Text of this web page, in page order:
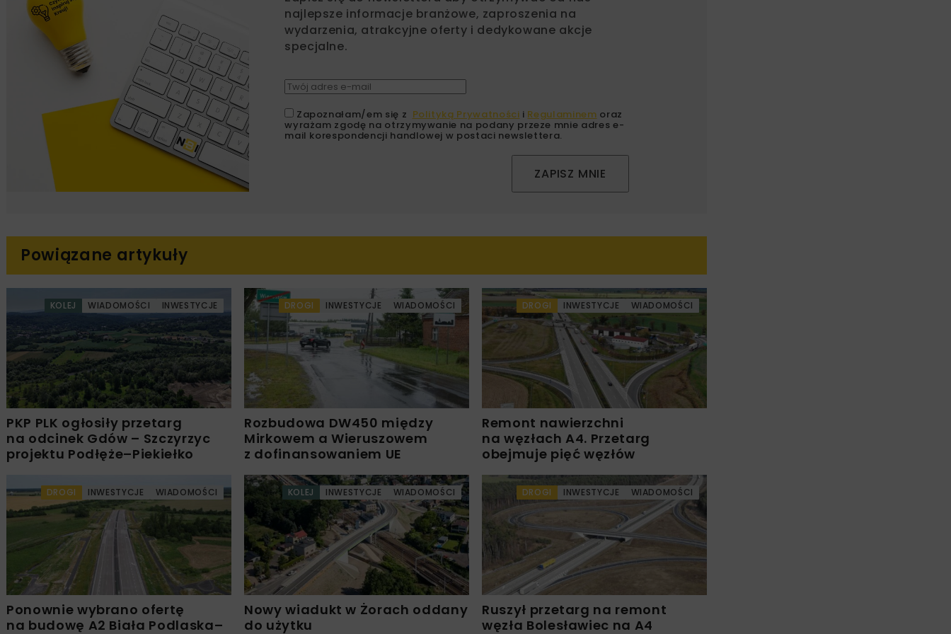
najlepsze informacje branżowe, zaproszenia na
wydarzenia, atrakcyjne oferty i dedykowane akcje
specjalne.
Zapoznałam/em się z Polityką Prywatności i Regulaminem oraz
wyrażam zgodę na otrzymywanie na podany przeze mnie adres e-
mail korespondencji handlowej w postaci newslettera.
ZAPISZ MNIE
Powiązane artykuły
KOLEJ WIADOMOŚCI INWESTYCJE
PKP PLK ogłosiły przetarg
na odcinek Gdów – Szczyrzyc
projektu Podłęże–Piekiełko
DROGI INWESTYCJE WIADOMOŚCI
Rozbudowa DW450 między
Mirkowem a Wieruszowem
z dofinansowaniem UE
DROGI INWESTYCJE WIADOMOŚCI
Remont nawierzchni
na węzłach A4. Przetarg
obejmuje pięć węzłów
DROGI INWESTYCJE WIADOMOŚCI
Ponownie wybrano ofertę
na budowę A2 Biała Podlaska–
KOLEJ INWESTYCJE WIADOMOŚCI
Nowy wiadukt w Żorach oddany
do użytku
DROGI INWESTYCJE WIADOMOŚCI
Ruszył przetarg na remont
węzła Bolesławiec na A4